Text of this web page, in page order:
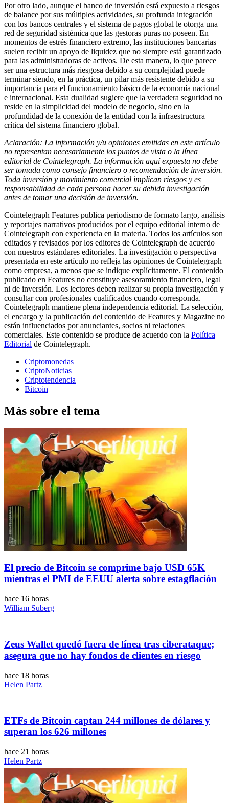
Por otro lado, aunque el banco de inversión está expuesto a riesgos
de balance por sus múltiples actividades, su profunda integración
con los bancos centrales y el sistema de pagos global le otorga una
red de seguridad sistémica que las gestoras puras no poseen. En
momentos de estrés financiero extremo, las instituciones bancarias
suelen recibir un apoyo de liquidez que no siempre está garantizado
para las administradoras de activos. De esta manera, lo que parece
ser una estructura más riesgosa debido a su complejidad puede
terminar siendo, en la práctica, un pilar más resistente debido a su
importancia para el funcionamiento básico de la economía nacional
e internacional. Esta dualidad sugiere que la verdadera seguridad no
reside en la simplicidad del modelo de negocio, sino en la
profundidad de la conexión de la entidad con la infraestructura
crítica del sistema financiero global.
Aclaración: La información y/u opiniones emitidas en este artículo
no representan necesariamente los puntos de vista o la línea
editorial de Cointelegraph. La información aquí expuesta no debe
ser tomada como consejo financiero o recomendación de inversión.
Toda inversión y movimiento comercial implican riesgos y es
responsabilidad de cada persona hacer su debida investigación
antes de tomar una decisión de inversión.
Cointelegraph Features publica periodismo de formato largo, análisis
y reportajes narrativos producidos por el equipo editorial interno de
Cointelegraph con experiencia en la materia. Todos los artículos son
editados y revisados por los editores de Cointelegraph de acuerdo
con nuestros estándares editoriales. La investigación o perspectiva
presentada en este artículo no refleja las opiniones de Cointelegraph
como empresa, a menos que se indique explícitamente. El contenido
publicado en Features no constituye asesoramiento financiero, legal
ni de inversión. Los lectores deben realizar su propia investigación y
consultar con profesionales cualificados cuando corresponda.
Cointelegraph mantiene plena independencia editorial. La selección,
el encargo y la publicación del contenido de Features y Magazine no
están influenciados por anunciantes, socios ni relaciones
comerciales. Este contenido se produce de acuerdo con la Política
Editorial de Cointelegraph.
Criptomonedas
CriptoNoticias
Criptotendencia
Bitcoin
Más sobre el tema
El precio de Bitcoin se comprime bajo USD 65K
mientras el PMI de EEUU alerta sobre estagflación
hace 16 horas
William Suberg
Zeus Wallet quedó fuera de línea tras ciberataque;
asegura que no hay fondos de clientes en riesgo
hace 18 horas
Helen Partz
ETFs de Bitcoin captan 244 millones de dólares y
superan los 626 millones
hace 21 horas
Helen Partz